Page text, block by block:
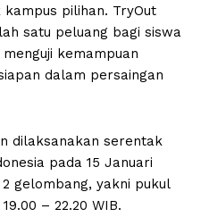
pilihan. TryOut
satu peluang bagi siswa
kemampuan
dalam persaingan
dilaksanakan serentak
pada 15 Januari
gelombang, yakni pukul
– 22.20 WIB.